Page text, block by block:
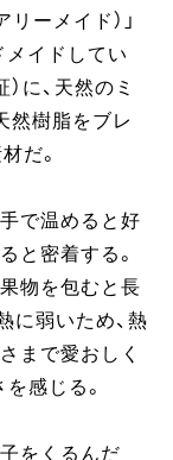
ーメイド）」
メイドしてい
に、天然のミ
然樹脂をブレ
だ。
で温めると好
と密着する。
物を包むと長
に弱いため、熱
まで愛おしく
感じる。
をくるんだ